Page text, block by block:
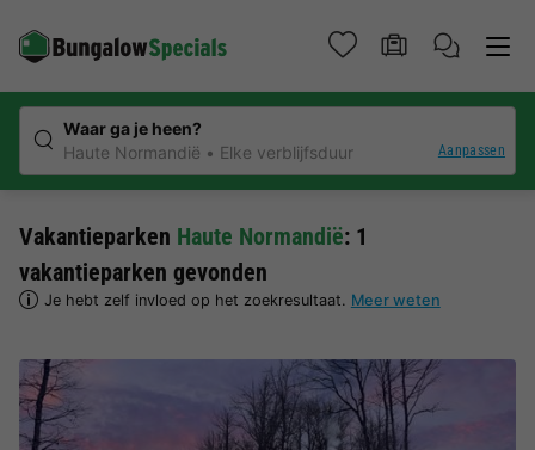
Waar ga je heen?
Haute Normandië
Elke verblijfsduur Aanpassen
Vakantieparken Haute Normandië: 1
vakantieparken gevonden
Je hebt zelf invloed op het zoekresultaat. Meer weten